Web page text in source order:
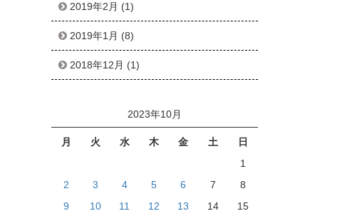
2019年2月 (1)
2019年1月 (8)
2018年12月 (1)
2023年10月
月 火 水 木 金 土
日
1
2
3 4 5 6 7
8
9
10 11 12 13 14
15